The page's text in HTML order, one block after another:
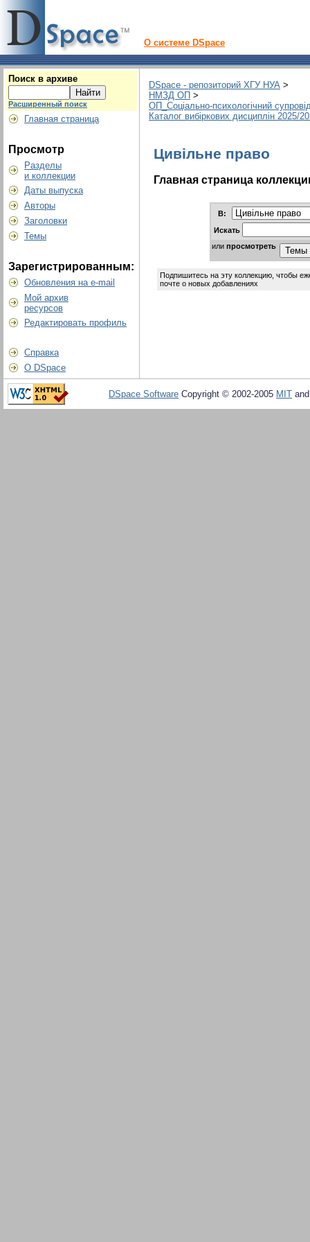
О системе DSpace
Поиск в архиве
Расширенный поиск
Главная страница
Просмотр
Разделы
и коллекции
Даты выпуска
Авторы
Заголовки
Темы
Зарегистрированным:
Обновления на e-mail
Мой архив
ресурсов
Редактировать профиль
Справка
О DSpace
DSpace - репозиторий ХГУ НУА >
НМЗД ОП >
ОП_Соціально-психологічний
Каталог вибіркових дисциплін 2025/
Цивільне право
Главная страница
В:
Искать
или просмотреть
Подпишитесь на эту коллекцию, чтобы
почте о новых добавлениях
DSpace Software Copyright © 2002-2005 MIT